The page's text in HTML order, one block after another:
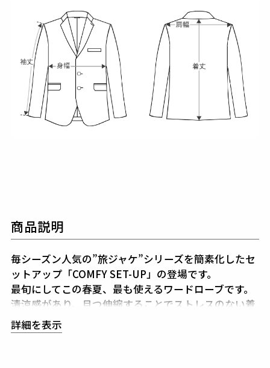
商品説明
毎シーズン人気の”旅ジャケ”シリーズを簡素化したセ
ットアップ「COMFY SET-UP」の登場です。
最旬にしてこの春夏、最も使えるワードローブです。
清涼感があり、且つ伸縮することでストレスのない着
心地を堪能できるセットアップです。
3が得意とするシャープで美しいシルエットに加え
詳細を表示